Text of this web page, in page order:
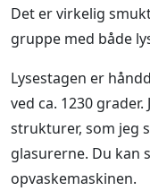
Det er virkelig
gruppe med både
Lysestagen er
ved ca. 1230
strukturer, som jeg
glasurerne. Du kan
opvaskemaskinen.